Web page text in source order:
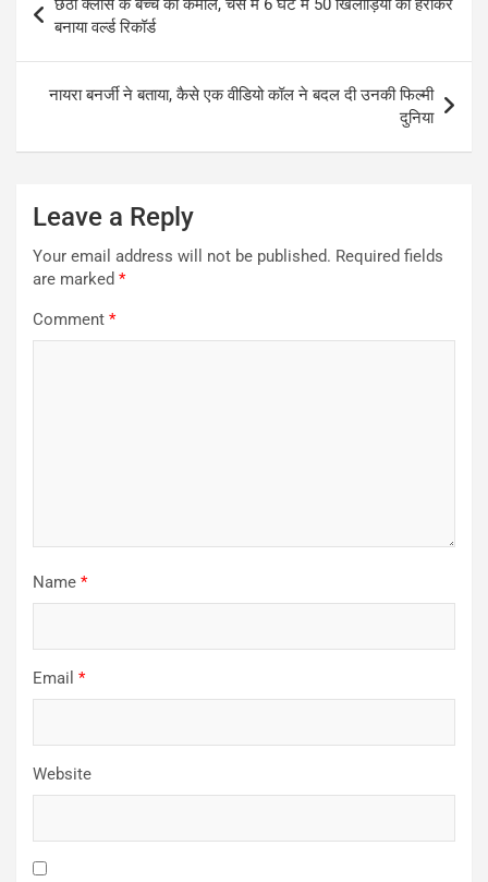
navigation
छठी क्लास के बच्चे का कमाल, चेस में 6 घंटे में 50 खिलाड़ियों को हराकर
बनाया वर्ल्ड रिकॉर्ड
नायरा बनर्जी ने बताया, कैसे एक वीडियो कॉल ने बदल दी उनकी फिल्मी
दुनिया
Leave a Reply
Your email address will not be published. Required fields
are marked *
Comment *
Name *
Email *
Website